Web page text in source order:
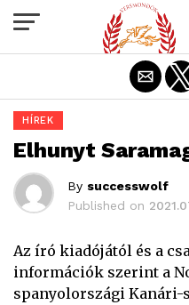
HÍREK
Elhunyt
By successwolf
Published on
Az író kiadójától és a
információk szerint a
spanyolországi Kanári-
Exit